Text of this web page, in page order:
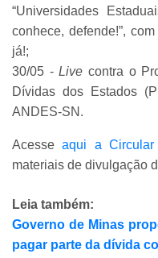
“Universidades
conhece, defende!”,
já!;
30/05 -Livecontra o
Dívidas dos Estados
ANDES-SN.
Acesseaqui a Circular
materiais de divulgação
Leia também:
Governo de Minas
pagar parte da dívida